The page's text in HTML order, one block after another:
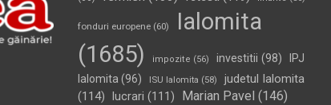
fonduri europene(60)
Ialomita
(1685)
impozite (56) investitii (98)
IPJ
Ialomita (96) ISU Ialomita (58)
judetul Ialomita
(114) lucrari (111) Marian Pavel (146)